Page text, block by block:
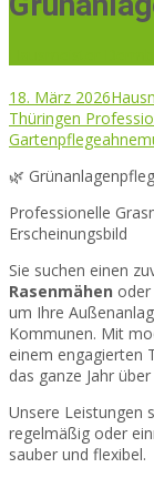
18. März 2026
Thüringen
Gartenpflege
🌿
Professionelle
Erscheinungsbild
Sie suchen einen
Rasenmähen oder
um Ihre
Kommunen. Mit
einem engagierten
das ganze Jahr
Unsere Leistungen
regelmäßig oder
sauber und flexibel.